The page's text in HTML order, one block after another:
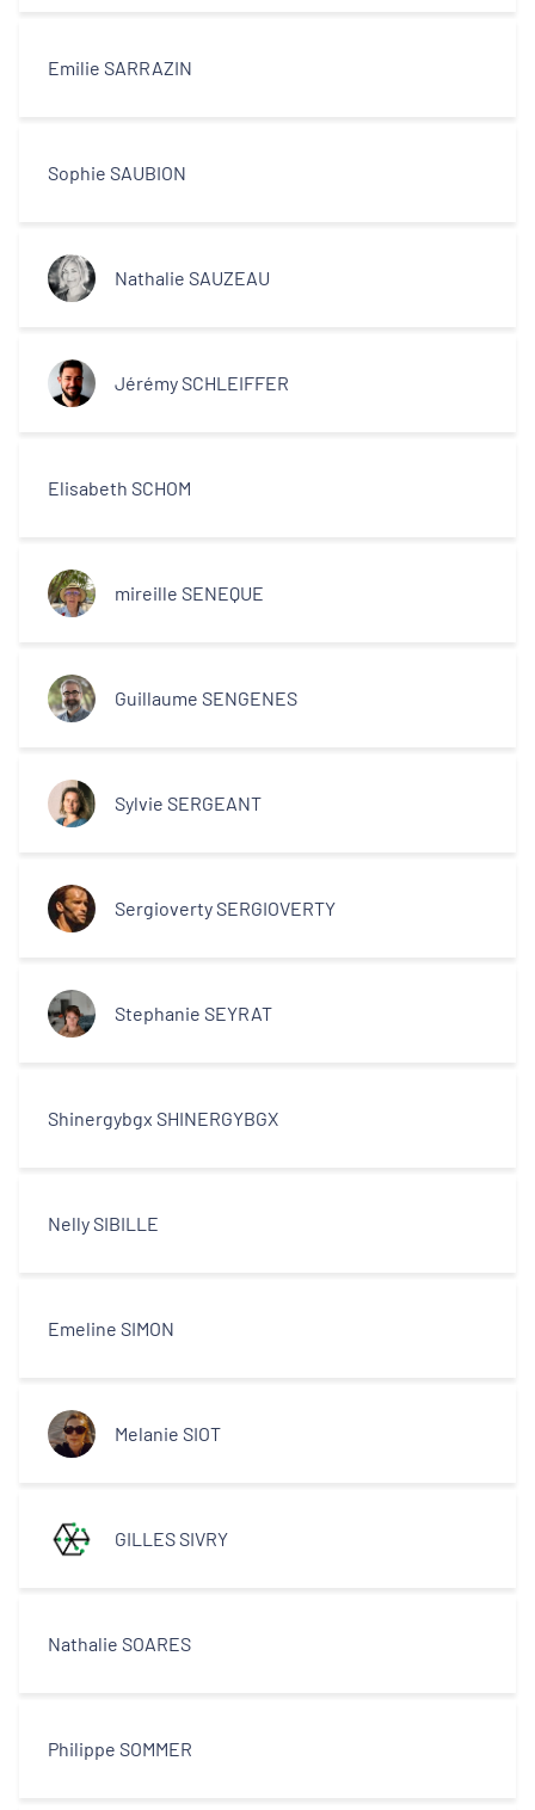
Emilie SARRAZIN
Sophie SAUBION
Nathalie SAUZEAU
Jérémy SCHLEIFFER
Elisabeth SCHOM
mireille SENEQUE
Guillaume SENGENES
Sylvie SERGEANT
Sergioverty SERGIOVERTY
Stephanie SEYRAT
Shinergybgx SHINERGYBGX
Nelly SIBILLE
Emeline SIMON
Melanie SIOT
GILLES SIVRY
Nathalie SOARES
Philippe SOMMER